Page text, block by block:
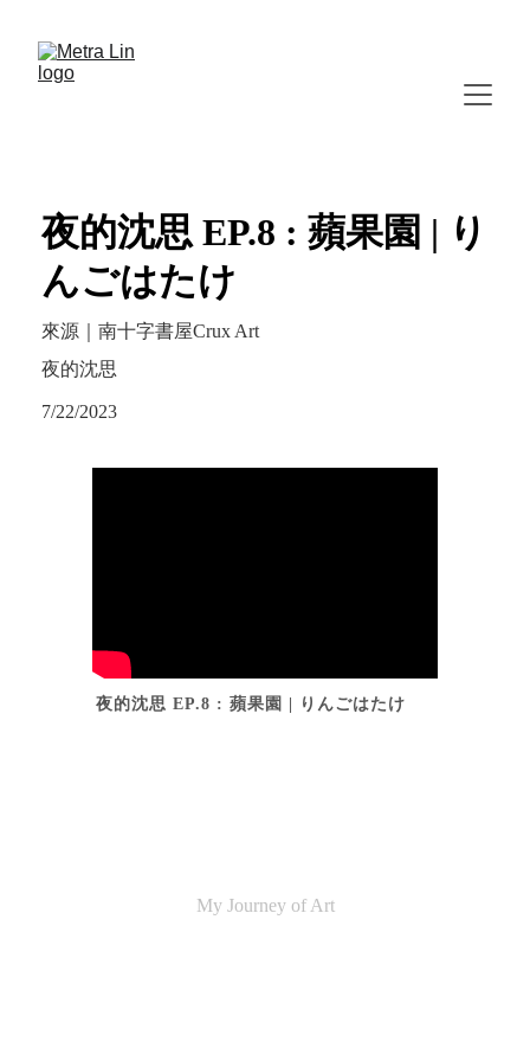
夜的沈思 EP.8 : 蘋果園 | り
んごはたけ
來源｜南十字書屋Crux Art
夜的沈思
7/22/2023
夜的沈思 EP.8 : 蘋果園 | りんごはたけ
My Journey of Art